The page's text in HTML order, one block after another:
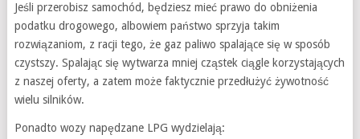
Jeśli przerobisz samochód, będziesz mieć prawo do obniżenia
podatku drogowego, albowiem państwo sprzyja takim
rozwiązaniom, z racji tego, że gaz paliwo spalające się w sposób
czystszy. Spalając się wytwarza mniej cząstek ciągle korzystających
z naszej oferty, a zatem może faktycznie przedłużyć żywotność
wielu silników.
Ponadto wozy napędzane LPG wydzielają: